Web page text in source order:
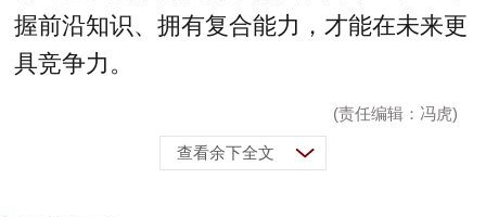
握前沿知识、拥有复合能力，才能在未来更
具竞争力。
(责任编辑：冯虎)
查看余下全文